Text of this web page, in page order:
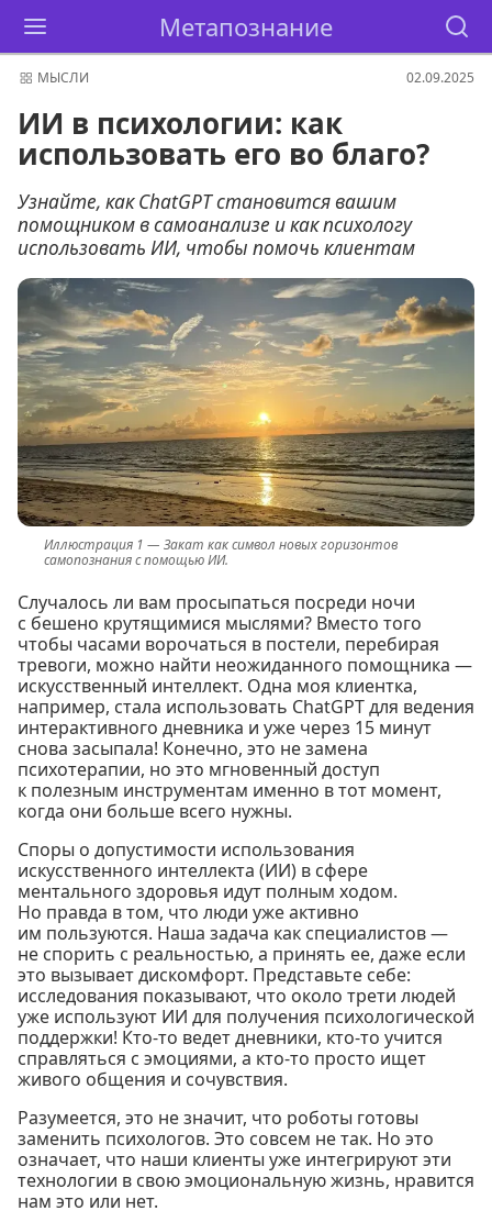
Метапознание
МЫСЛИ 02.09.2025
ИИ в психологии: как
использовать его во благо?
Узнайте, как ChatGPT становится вашим
помощником в самоанализе и как психологу
использовать ИИ, чтобы помочь клиентам
Закат как символ новых горизонтов
самопознания с помощью ИИ.
Случалось ли вам просыпаться посреди ночи
с бешено крутящимися мыслями? Вместо того
чтобы часами ворочаться в постели, перебирая
тревоги, можно найти неожиданного помощника —
искусственный интеллект. Одна моя клиентка,
например, стала использовать ChatGPT для ведения
интерактивного дневника и уже через 15 минут
снова засыпала! Конечно, это не замена
психотерапии, но это мгновенный доступ
к полезным инструментам именно в тот момент,
когда они больше всего нужны.
Споры о допустимости использования
искусственного интеллекта (ИИ) в сфере
ментального здоровья идут полным ходом.
Но правда в том, что люди уже активно
им пользуются. Наша задача как специалистов —
не спорить с реальностью, а принять ее, даже если
это вызывает дискомфорт. Представьте себе:
исследования показывают, что около трети людей
уже используют ИИ для получения психологической
поддержки! Кто-то ведет дневники, кто-то учится
справляться с эмоциями, а кто-то просто ищет
живого общения и сочувствия.
Разумеется, это не значит, что роботы готовы
заменить психологов. Это совсем не так. Но это
означает, что наши клиенты уже интегрируют эти
технологии в свою эмоциональную жизнь, нравится
нам это или нет.